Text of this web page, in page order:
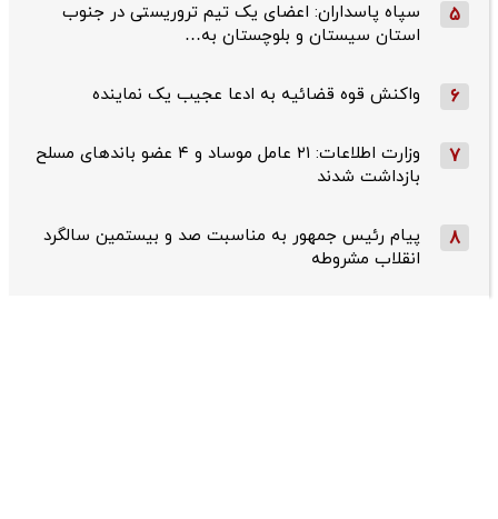
5
سپاه پاسداران: اعضای یک تیم تروریستی در جنوب
استان سیستان و بلوچستان به…
6 واکنش قوه قضائیه به ادعا عجیب یک نماینده
7
وزارت اطلاعات: ۲۱ عامل موساد و ۴ عضو باندهای مسلح
بازداشت شدند
8
پیام رئیس جمهور به مناسبت صد و بیستمین سالگرد
انقلاب مشروطه